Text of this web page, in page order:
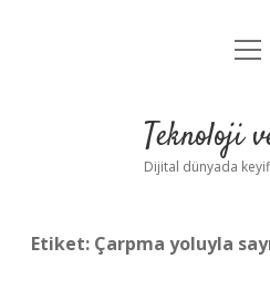
Yasal
Teknoloji
Dijital dünyada
Etiket: Çarpma yoluyla